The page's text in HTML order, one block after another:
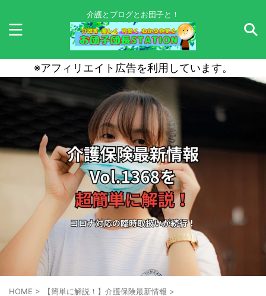
介護とブログとお団子と！
※アフィリエイト広告を利用しています。
HOME > 【簡単に解説！】介護保険最新情報 >